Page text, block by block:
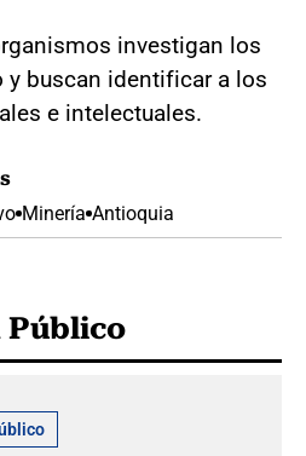
investigan los
y buscan identificar a los
e intelectuales.
Minería Antioquia
Público